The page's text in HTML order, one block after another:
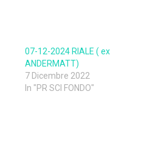
07-12-2024 RIALE ( ex
ANDERMATT)
7 Dicembre 2022
In "PR SCI FONDO"